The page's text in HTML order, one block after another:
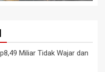
Miliar Tidak Wajar dan